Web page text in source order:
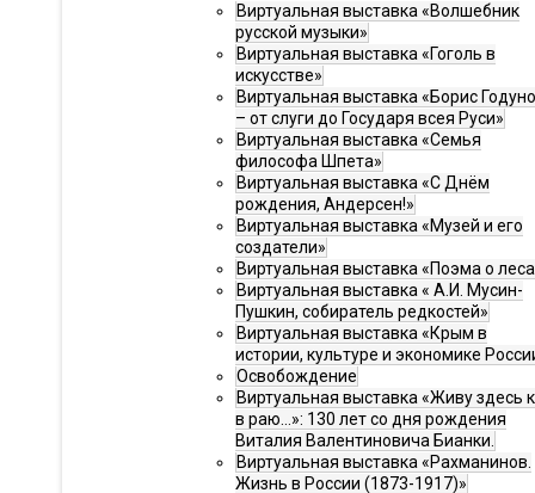
Виртуальная выставка «Волшебник
русской музыки»
Виртуальная выставка «Гоголь в
искусстве»
Виртуальная выставка «Борис
– от слуги до Государя всея Руси»
Виртуальная выставка «Семья
философа Шпета»
Виртуальная выставка «С Днём
рождения, Андерсен!»
Виртуальная выставка «Музей и его
создатели»
Виртуальная выставка «Поэма о
Виртуальная выставка « А.И. Мусин-
Пушкин, собиратель редкостей»
Виртуальная выставка «Крым в
истории, культуре и экономике
Освобождение
Виртуальная выставка «Живу здесь
в раю…»: 130 лет со дня рождения
Виталия Валентиновича Бианки.
Виртуальная выставка «Рахманинов.
Жизнь в России (1873-1917)»